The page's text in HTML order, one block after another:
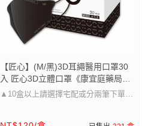
【匠心】(M/黑)3D耳繩醫用口罩30
入 匠心3D立體口罩《康宜庭藥局》
《保證原廠貨》
▲10盒以上請選擇宅配或分兩筆下單唷